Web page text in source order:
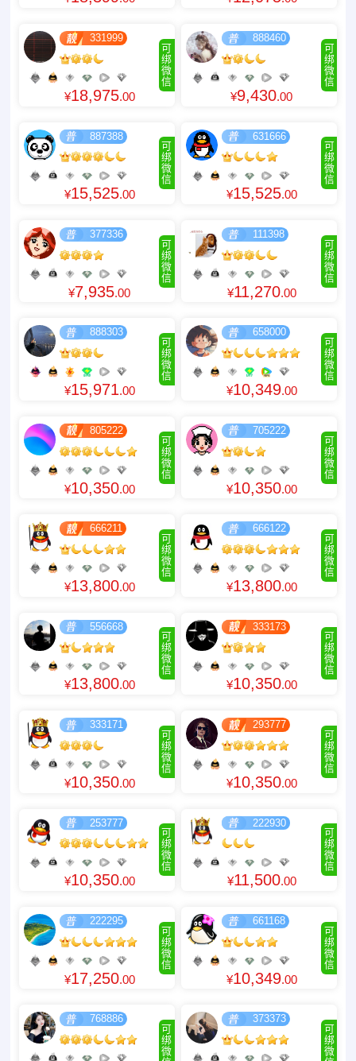
可
绑
微
信
331999
¥18,975.00
可
绑
微
信
888460
¥9,430.00
可
绑
微
信
887388
¥15,525.00
可
绑
微
信
631666
¥15,525.00
可
绑
微
信
377336
¥7,935.00
可
绑
微
信
111398
¥11,270.00
可
绑
微
信
888303
¥15,971.00
可
绑
微
信
658000
¥10,349.00
可
绑
微
信
805222
¥10,350.00
可
绑
微
信
705222
¥10,350.00
可
绑
微
信
666211
¥13,800.00
可
绑
微
信
666122
¥13,800.00
可
绑
微
信
556668
¥13,800.00
可
绑
微
信
333173
¥10,350.00
可
绑
微
信
333171
¥10,350.00
可
绑
微
信
293777
¥10,350.00
可
绑
微
信
253777
¥10,350.00
可
绑
微
信
222930
¥11,500.00
可
绑
微
信
222295
¥17,250.00
可
绑
微
信
661168
¥10,349.00
可
绑
微
768886
可
绑
微
373373